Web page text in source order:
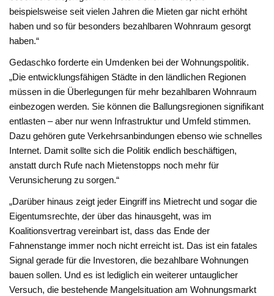
beispielsweise seit vielen Jahren die Mieten gar nicht erhöht
haben und so für besonders bezahlbaren Wohnraum gesorgt
haben.“
Gedaschko forderte ein Umdenken bei der Wohnungspolitik.
„Die entwicklungsfähigen Städte in den ländlichen Regionen
müssen in die Überlegungen für mehr bezahlbaren Wohnraum
einbezogen werden. Sie können die Ballungsregionen signifikant
entlasten – aber nur wenn Infrastruktur und Umfeld stimmen.
Dazu gehören gute Verkehrsanbindungen ebenso wie schnelles
Internet. Damit sollte sich die Politik endlich beschäftigen,
anstatt durch Rufe nach Mietenstopps noch mehr für
Verunsicherung zu sorgen.“
„Darüber hinaus zeigt jeder Eingriff ins Mietrecht und sogar die
Eigentumsrechte, der über das hinausgeht, was im
Koalitionsvertrag vereinbart ist, dass das Ende der
Fahnenstange immer noch nicht erreicht ist. Das ist ein fatales
Signal gerade für die Investoren, die bezahlbare Wohnungen
bauen sollen. Und es ist lediglich ein weiterer untauglicher
Versuch, die bestehende Mangelsituation am Wohnungsmarkt